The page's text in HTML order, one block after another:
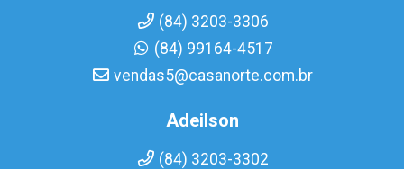
(84) 3203-3306
(84) 99164-4517
vendas5@casanorte.com.br
Adeilson
(84) 3203-3302